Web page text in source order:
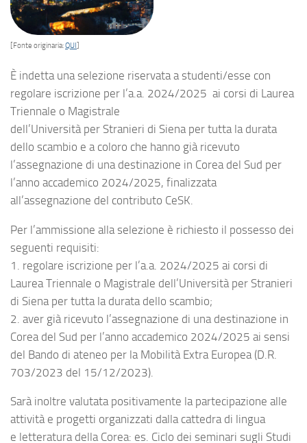
[Fonte originaria:QUI
È indetta una selezione riservata a studenti/esse con
regolare iscrizione per l’a.a. 2024/2025 ai corsi di Laurea
Triennale o Magistrale
dell’Università per Stranieri di Siena per tutta la durata
dello scambio e a coloro che hanno già ricevuto
l’assegnazione di una destinazione in Corea del Sud per
l’anno accademico 2024/2025, finalizzata
all’assegnazione del contributo CeSK.
Per l’ammissione alla selezione è richiesto il possesso dei
seguenti requisiti:
1. regolare iscrizione per l’a.a. 2024/2025 ai corsi di
Laurea Triennale o Magistrale dell’Università per Stranieri
di Siena per tutta la durata dello scambio;
2. aver già ricevuto l’assegnazione di una destinazione in
Corea del Sud per l’anno accademico 2024/2025 ai sensi
del Bando di ateneo per la Mobilità Extra Europea (D.R.
703/2023 del 15/12/2023).
Sarà inoltre valutata positivamente la partecipazione alle
attività e progetti organizzati dalla cattedra di lingua
e letteratura della Corea: es. Ciclo dei seminari sugli Studi